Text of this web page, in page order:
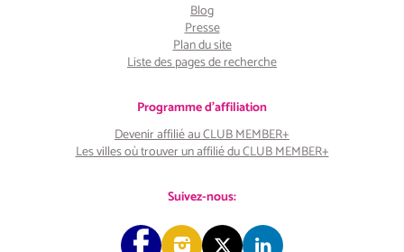
Blog
Presse
Plan du site
Liste des pages de recherche
Programme d'affiliation
Devenir affilié au CLUB MEMBER+
Les villes où trouver un affilié du CLUB MEMBER+
Suivez-nous: